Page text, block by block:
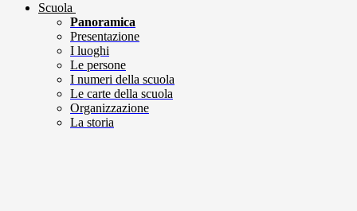
Scuola
Panoramica
Presentazione
I luoghi
Le persone
I numeri della scuola
Le carte della scuola
Organizzazione
La storia